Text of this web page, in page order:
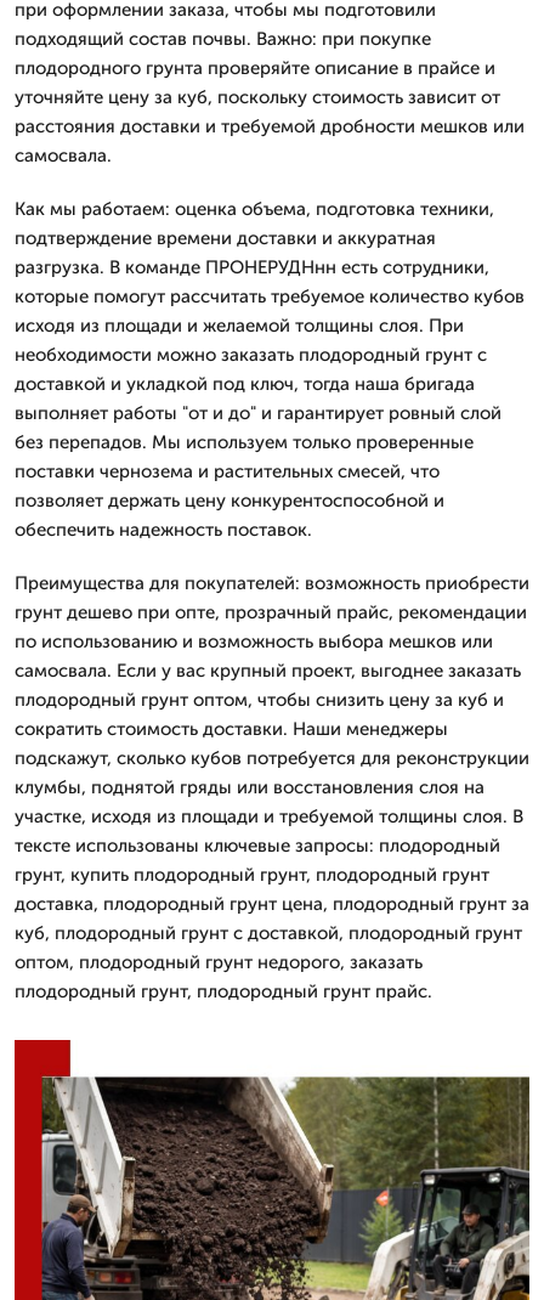
при оформлении заказа, чтобы мы подготовили
подходящий состав почвы. Важно: при покупке
плодородного грунта проверяйте описание в прайсе и
уточняйте цену за куб, поскольку стоимость зависит от
расстояния доставки и требуемой дробности мешков или
самосвала.
Как мы работаем: оценка объема, подготовка техники,
подтверждение времени доставки и аккуратная
разгрузка. В команде ПРОНЕРУДНнн есть сотрудники,
которые помогут рассчитать требуемое количество кубов
исходя из площади и желаемой толщины слоя. При
необходимости можно заказать плодородный грунт с
доставкой и укладкой под ключ, тогда наша бригада
выполняет работы "от и до" и гарантирует ровный слой
без перепадов. Мы используем только проверенные
поставки чернозема и растительных смесей, что
позволяет держать цену конкурентоспособной и
обеспечить надежность поставок.
Преимущества для покупателей: возможность приобрести
грунт дешево при опте, прозрачный прайс, рекомендации
по использованию и возможность выбора мешков или
самосвала. Если у вас крупный проект, выгоднее заказать
плодородный грунт оптом, чтобы снизить цену за куб и
сократить стоимость доставки. Наши менеджеры
подскажут, сколько кубов потребуется для реконструкции
клумбы, поднятой гряды или восстановления слоя на
участке, исходя из площади и требуемой толщины слоя. В
тексте использованы ключевые запросы: плодородный
грунт, купить плодородный грунт, плодородный грунт
доставка, плодородный грунт цена, плодородный грунт за
куб, плодородный грунт с доставкой, плодородный грунт
оптом, плодородный грунт недорого, заказать
плодородный грунт, плодородный грунт прайс.